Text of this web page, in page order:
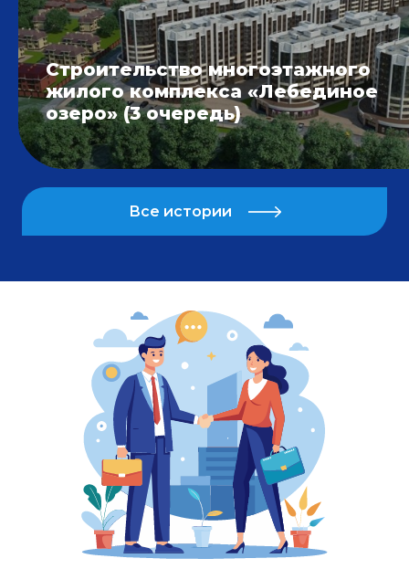
Строительство многоэтажного
жилого комплекса «Лебединое
озеро» (3 очередь)
Все истории